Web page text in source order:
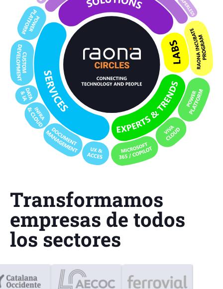
Transformamos
empresas de todos
los sectores